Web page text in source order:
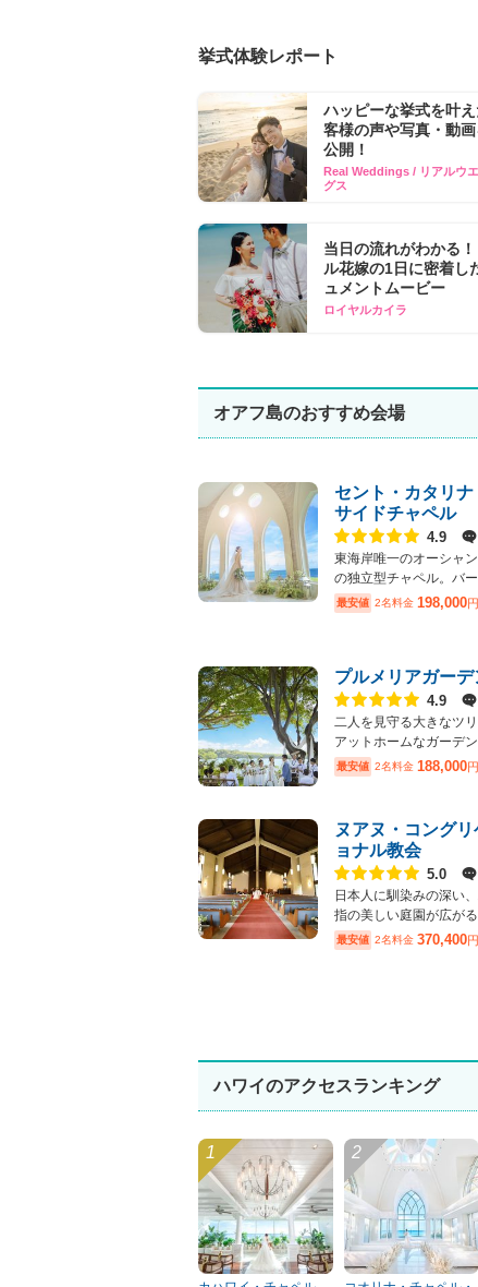
挙式体験レポート
ハッピーな挙式を叶
客様の声や写真​・動
公開！
Real Weddings / リアルウ
グス
当日の流れがわかる
ル花嫁の1日に密着し
ュメントムービー
ロイヤルカイラ
オアフ島のおすすめ会場
セント・カタリナ
サイドチャペル
点数
4.9
東海岸唯一のオーシャ
の独立型チャペル。バ
最安値 2名料金 198,000
プルメリアガーデ
点数
4.9
二人を見守る大きなツ
アットホームなガーデ
最安値 2名料金 188,000
ヌアヌ・コング
ョナル教会
点数
5.0
日本人に馴染みの深い
指の美しい庭園が広が
最安値 2名料金 370,400
ハワイのアクセスランキング